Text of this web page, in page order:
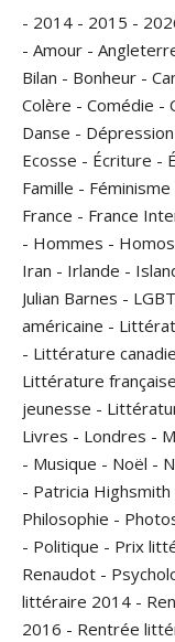
- 2014 - 2015 -
- Amour -
Bilan - Bonheur -
Colère - Comédie -
Danse - Dépression
Ecosse - Écriture -
Famille - Féminisme
France - France
- Hommes -
Iran - Irlande -
Julian Barnes -
américaine -
- Littérature
Littérature française
jeunesse -
Livres - Londres -
- Musique - Noël -
- Patricia Highsmith
Philosophie -
- Politique - Prix
Renaudot -
littéraire 2014 -
2016 - Rentrée